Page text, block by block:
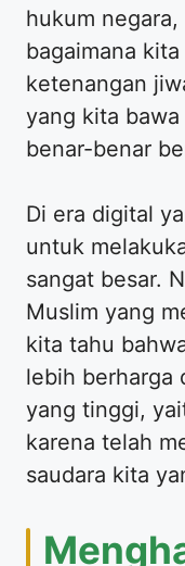
hukum
bagaimana
ketenangan
yang kita
benar-benar
​Di era digital
untuk
sangat besar.
Muslim yang
kita tahu
lebih berharga
yang tinggi,
karena telah
saudara kita